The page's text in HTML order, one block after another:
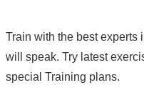
Train with the best experts
will speak. Try latest
special Training plans.